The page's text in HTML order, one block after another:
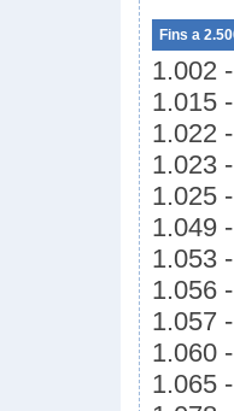
Fins a
1.002
1.015
1.022
1.023
1.025
1.049
1.053
1.056
1.057
1.060
1.065